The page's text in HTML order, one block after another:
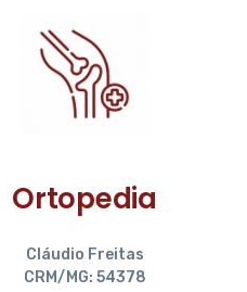
Ortopedia
Cláudio Freitas
CRM/MG: 54378